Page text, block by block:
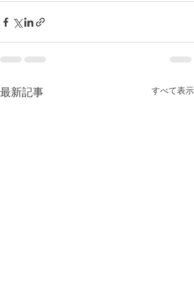
最新記事 すべて表示